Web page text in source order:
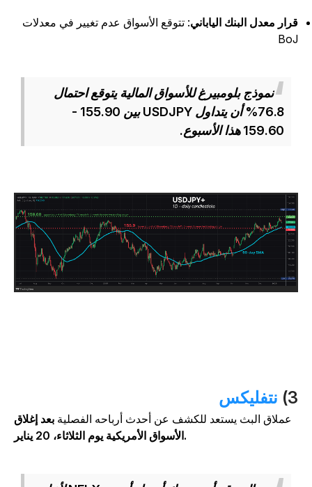
معدل البنك الياباني: تتوقع الأسواق عدم تغيير في معدلات
نموذج بلومبيرغ للأسواق المالية يتوقع احتمال
76.8% أن يتداول USDJPY بين 155.90 -
159.60 هذا الأسبوع.
نتفليكس
عملاق البث يستعد للكشف عن أحدث أرباحه الفصليةبعد إغلاق